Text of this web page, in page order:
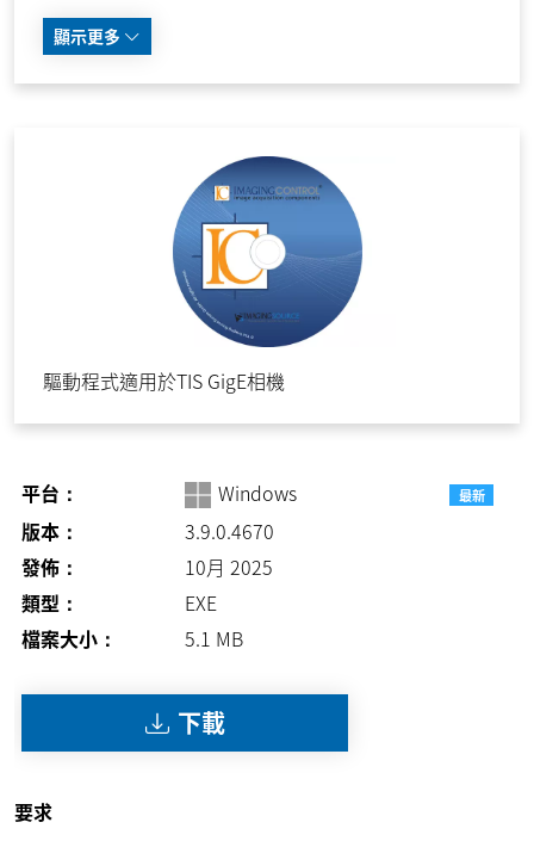
顯示更多
驅動程式適用於TIS GigE相機
平台： Windows 最新
版本：
3.9.0.4670
發佈：
10月 2025
類型：
EXE
檔案大小：
5.1 MB
下載
要求